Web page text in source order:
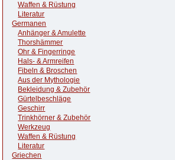
Waffen & Rüstung
Literatur
Germanen
Anhänger & Amulette
Thorshämmer
Ohr & Fingerringe
Hals- & Armreifen
Fibeln & Broschen
Aus der Mythologie
Bekleidung & Zubehör
Gürtelbeschläge
Geschirr
Trinkhörner & Zubehör
Werkzeug
Waffen & Rüstung
Literatur
Griechen